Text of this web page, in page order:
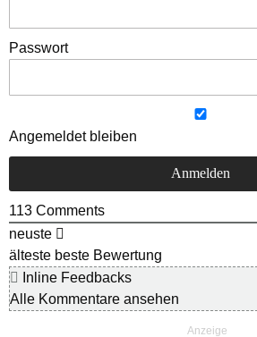
Passwort
Angemeldet bleiben
113 Comments
neuste
älteste beste Bewertung
Inline Feedbacks
Alle Kommentare ansehen